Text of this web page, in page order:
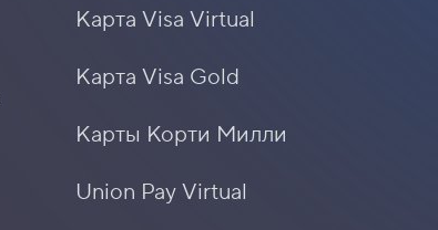
Карта Visa Virtual
Карта Visa Gold
Карты Корти Милли
Union Pay Virtual